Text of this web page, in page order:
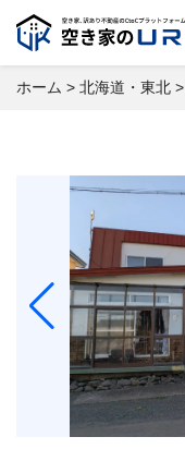
ホーム > 北海道・東北 >